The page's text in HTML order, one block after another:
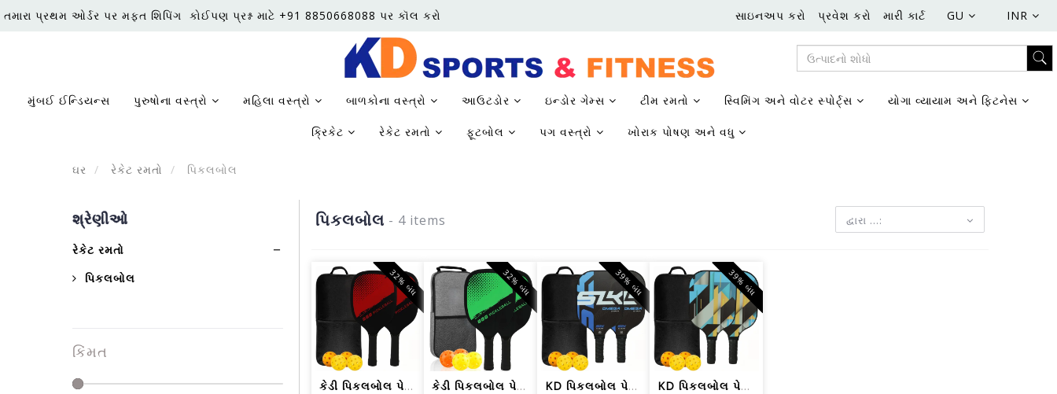
તમારા પ્રથમ ઓર્ડર પર મફત શિપિંગ કોઈપણ પ્રશ્ન માટે +91 8850668088 પર કૉલ કરો સાઇનઅપ કરો પ્રવેશ કરો મારી કાર્ટ GU INR
મુંબઈ ઈન્ડિયન્સ પુરુષોના વસ્ત્રો મહિલા વસ્ત્રો બાળકોના વસ્ત્રો આઉટડોર ઇન્ડોર ગેમ્સ ટીમ રમતો સ્વિમિંગ અને વોટર સ્પોર્ટ્સ યોગા વ્યાયામ અને ફિટનેસ
ક્રિકેટ રેકેટ રમતો ફૂટબોલ પગ વસ્ત્રો ખોરાક પોષણ અને વધુ
ઘર રેકેટ રમતો પિકલબોલ
શ્રેણીઓ
રેકેટ રમતો
પિકલબોલ
કિંમત
પિકલબોલ - 4 items દ્વારા ...:
કેડી પિકલબોલ પેડલ્સ, ફાઈબર વુડ સરફેસ ...
32% બંધ
કેડી પિકલબોલ પેડલ્સ, ફાઈબર વુડ સરફેસ ...
32% બંધ
KD પિકલબોલ પેડલ્સ, કાર્બન ફાઈબર પિકલબ...
39% બંધ
KD પિકલબોલ પેડલ્સ, કાર્બન ફાઈબર પિકલબ...
39% બંધ